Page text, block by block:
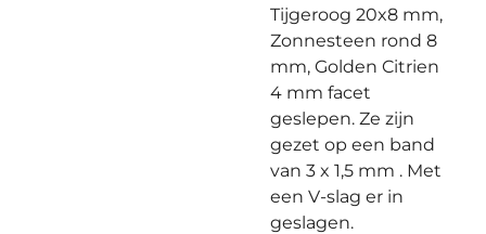
Tijgeroog 20x8 mm,
Zonnesteen rond 8
mm, Golden Citrien
4 mm facet
geslepen. Ze zijn
gezet op een band
van 3 x 1,5 mm . Met
een V-slag er in
geslagen.